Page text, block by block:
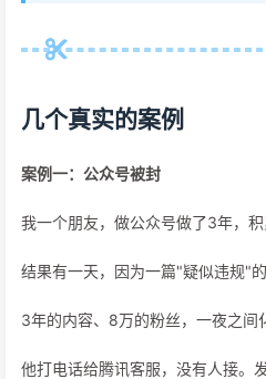
几个真实的案例
案例一：公众号被封
我一个朋友，做公众号做了3年，积
结果有一天，因为一篇"疑似违规"
3年的内容、8万的粉丝，一夜之间
他打电话给腾讯客服，没有人接。